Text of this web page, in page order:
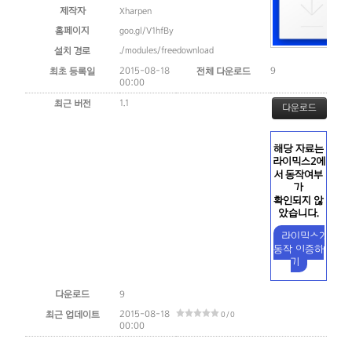
제작자
Xharpen
홈페이지
goo.gl/V1hfBy
설치 경로
./modules/freedownload
최초 등록일
2015-08-18
00:00
전체 다운로드 9
최근 버전 1.1 다운로드
해당 자료는
라이믹스2에
서 동작여부
가
확인되지 않
았습니다.
라이믹스2
동작 인증하
기
다운로드
9
최근 업데이트
2015-08-18
00:00
0 / 0